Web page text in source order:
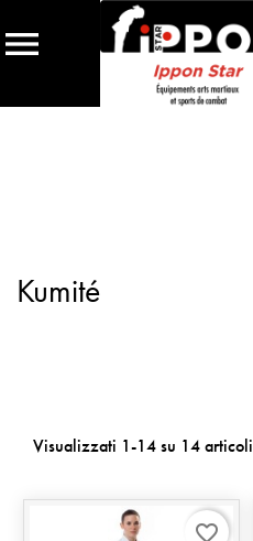

Kumité
Visualizzati 1-14 su 14 articoli
favorite_border